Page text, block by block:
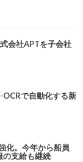
会社APTを子会社
で自動化する新
化。今年から船員
の支給も継続